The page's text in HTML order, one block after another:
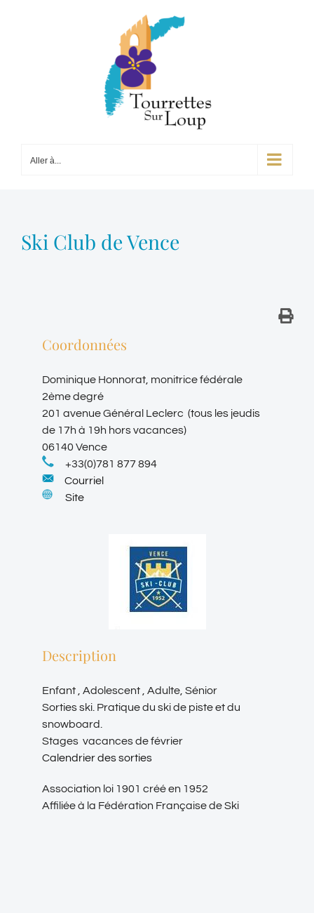
Aller à...
Ski Club de Vence
Coordonnées
Dominique Honnorat, monitrice fédérale
2ème degré
201 avenue Général Leclerc (tous les jeudis
de 17h à 19h hors vacances)
06140 Vence
+33(0)781 877 894
Courriel
Site
Description
Enfant , Adolescent , Adulte, Sénior
Sorties ski. Pratique du ski de piste et du
snowboard.
Stages vacances de février
Calendrier des sorties
Association loi 1901 créé en 1952
Affiliée à la Fédération Française de Ski